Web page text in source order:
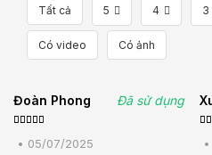
Tất cả 5 4 3
Có video Có ảnh
Đoàn Phong Đã sử dụng
xếp hạng
5 sao
• 05/07/2025 xếp
•